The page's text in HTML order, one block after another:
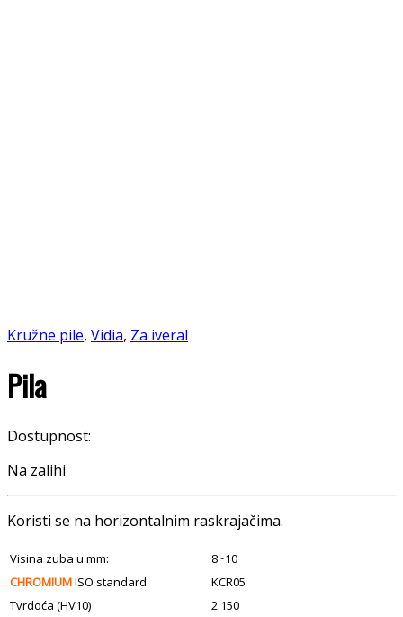
Kružne pile, Vidia, Za iveral
Pila
Dostupnost:
Na zalihi
Koristi se na horizontalnim raskrajačima.
Visina zuba u mm:
8~10
CHROMIUMISO standard
KCR05
Tvrdoća (HV10)
2.150